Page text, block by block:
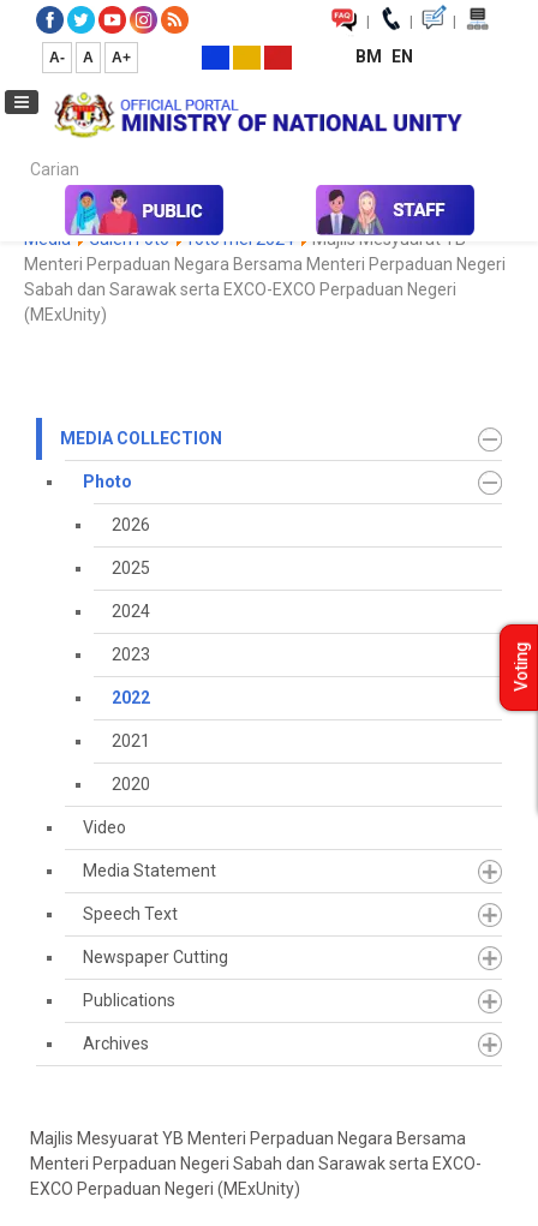
| | |
A- A A+ BM EN
Carian...
Media Media Collection Photo 2022
Koleksi
Media
Galeri Foto foto mei 2024
Majlis Mesyuarat YB
Menteri Perpaduan Negara Bersama Menteri Perpaduan Negeri
Sabah dan Sarawak serta EXCO-EXCO Perpaduan Negeri
(MExUnity)
MEDIA COLLECTION
Photo
2026
2025
2024
2023
2022
2021
2020
Video
Media Statement
Speech Text
Newspaper Cutting
Publications
Archives
Majlis Mesyuarat YB Menteri Perpaduan Negara Bersama
Menteri Perpaduan Negeri Sabah dan Sarawak serta EXCO-
EXCO Perpaduan Negeri (MExUnity)
Voting